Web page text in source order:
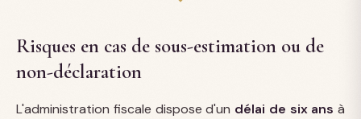
Risques en cas de sous-estimation ou de
non-déclaration
L'administration fiscale dispose d'un délai de six ans à